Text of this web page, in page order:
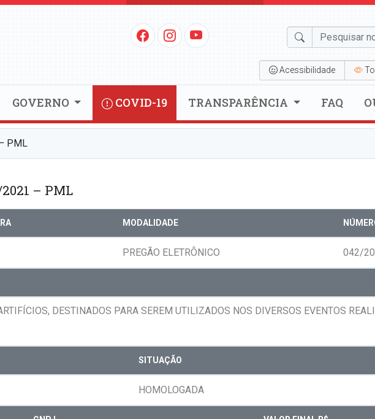
Acessibilidade
GOVERNO COVID-19 TRANSPARÊNCIA FAQ
PML
2021 – PML
MODALIDADE
PREGÃO ELETRÔNICO 042/
DESTINADOS PARA SEREM UTILIZADOS NOS DIVERSOS EVENTOS
SITUAÇÃO
HOMOLOGADA